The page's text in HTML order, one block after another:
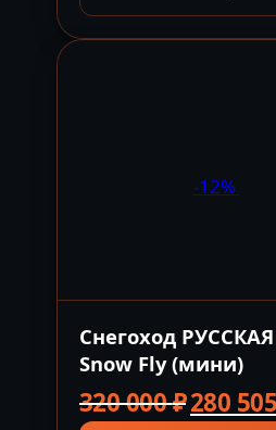
-12%
Снегоход
Snow Fly (мини)
320 000₽280 505